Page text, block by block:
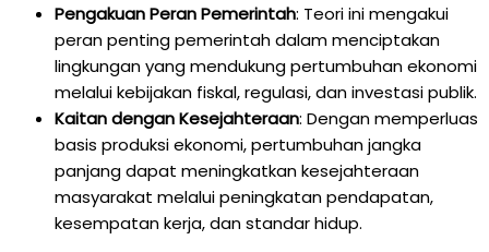
Pengakuan Peran Pemerintah: Teori ini mengakui
peran penting pemerintah dalam menciptakan
lingkungan yang mendukung pertumbuhan ekonomi
melalui kebijakan fiskal, regulasi, dan investasi publik.
Kaitan dengan Kesejahteraan: Dengan memperluas
basis produksi ekonomi, pertumbuhan jangka
panjang dapat meningkatkan kesejahteraan
masyarakat melalui peningkatan pendapatan,
kesempatan kerja, dan standar hidup.